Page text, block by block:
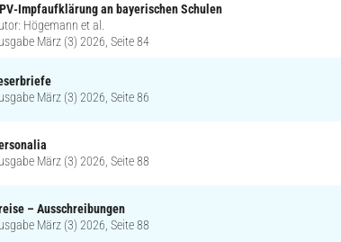
Impfaufklärung an bayerischen Schulen
Högemann et al.
März (3) 2026, Seite 84
März (3) 2026, Seite 86
März (3) 2026, Seite 88
– Ausschreibungen
März (3) 2026, Seite 88